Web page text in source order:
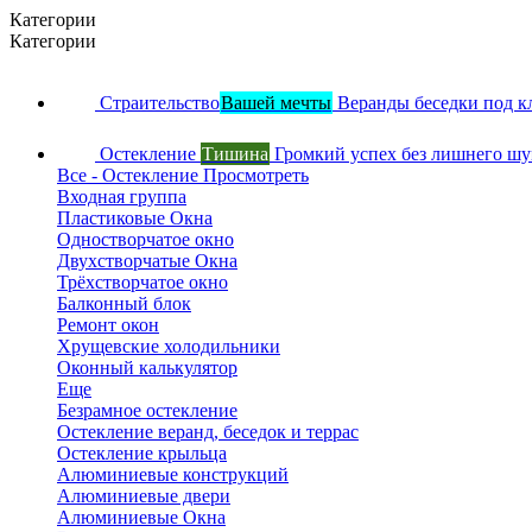
Категории
Категории
СтраительствоВашей мечты Веранды беседки под
Остекление Тишина Громкий успех без лишнего
Все - Остекление Просмотреть
Входная группа
Пластиковые Окна
Одностворчатое окно
Двухстворчатые Окна
Трёхстворчатое окно
Балконный блок
Ремонт окон
Хрущевские холодильники
Оконный калькулятор
Еще
Безрамное остекление
Остекление веранд, беседок и террас
Остекление крыльца
Алюминиевые конструкций
Алюминиевые двери
Алюминиевые Окна